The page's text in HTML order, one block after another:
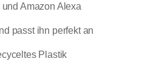
Amazon Alexa
passt ihn perfekt an
Plastik